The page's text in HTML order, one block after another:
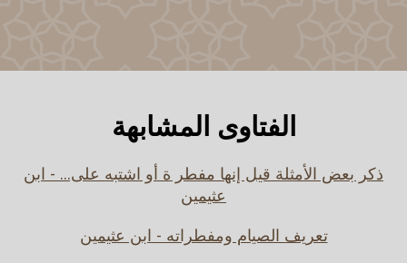
الفتاوى المشابهة
ذكر بعض الأمثلة قيل إنها مفطر ة أو اشتبه على... - ابن
عثيمين
تعريف الصيام ومفطراته - ابن عثيمين